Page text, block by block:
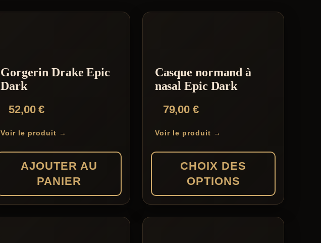
Gorgerin Drake Epic
Dark
52,00€
Voir le produit →
AJOUTER AU
PANIER
Casque normand à
nasal Epic Dark
79,00€
Voir le produit →
CHOIX DES
OPTIONS
produit